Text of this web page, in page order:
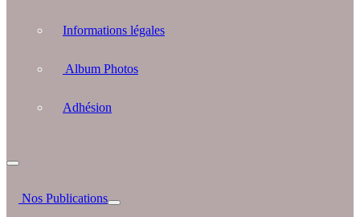
Informations légales
Album Photos
Adhésion
Nos Publications